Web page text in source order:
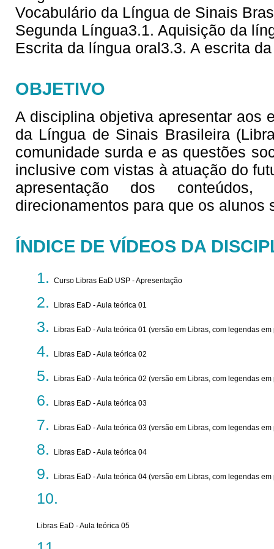
Vocabulário da Língua de Sinais
Segunda Língua3.1. Aquisição da
Escrita da língua oral3.3. A escrita
OBJETIVO
A disciplina objetiva apresentar aos
da Língua de Sinais Brasileira
comunidade surda e as questões
inclusive com vistas à atuação do
apresentação dos
direcionamentos para que os alunos
ÍNDICE DE VÍDEOS DA
Curso Libras EaD USP - Apresentação
Libras EaD - Aula teórica 01
Libras EaD - Aula teórica 01 (versão em Libras, com legendas em
Libras EaD - Aula teórica 02
Libras EaD - Aula teórica 02 (versão em Libras, com legendas em
Libras EaD - Aula teórica 03
Libras EaD - Aula teórica 03 (versão em Libras, com legendas em
Libras EaD - Aula teórica 04
Libras EaD - Aula teórica 04 (versão em Libras, com legendas em
Libras EaD - Aula teórica 05